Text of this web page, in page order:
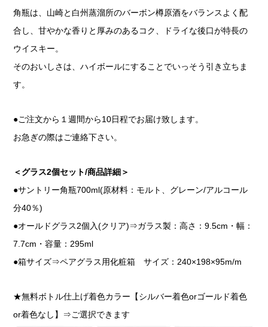
角瓶は、山崎と白州蒸溜所のバーボン樽原酒をバランスよく配
合し、甘やかな香りと厚みのあるコク、ドライな後口が特長の
ウイスキー。
そのおいしさは、ハイボールにすることでいっそう引き立ちま
す。
●ご注文から１週間から10日程でお届け致します。
お急ぎの際はご連絡下さい。
＜グラス2個セット/商品詳細＞
●サントリー角瓶700ml(原材料：モルト、グレーン/アルコール
分40％)
●オールドグラス2個入(クリア)⇒ガラス製：高さ：9.5cm・幅：
7.7cm・容量：295ml
●箱サイズ⇒ペアグラス用化粧箱 サイズ：240×198×95m/m
★無料ボトル仕上げ着色カラー【シルバー着色orゴールド着色
or着色なし】⇒ご選択できます